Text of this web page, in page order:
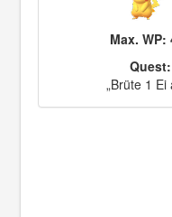
Max. WP:
Quest:
„Brüte 1 Ei